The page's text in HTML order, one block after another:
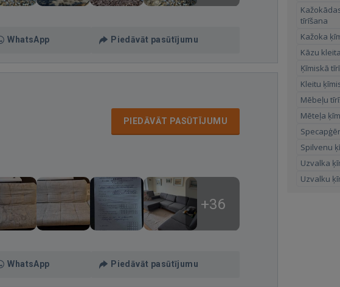
WhatsApp Piedāvāt pasūtījumu
PIEDĀVĀT PASŪTĪJUMU
+36
WhatsApp Piedāvāt pasūtījumu
tīrīšana
Kažoka
Kāzu
Ķīmiskā
Kleitu
Mēbeļu
Mēteļa
Spilvenu
Uzvalka
Uzvalku